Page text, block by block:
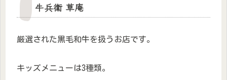
牛兵衛 草庵
厳選された黒毛和牛を扱うお店です。
キッズメニューは3種類。